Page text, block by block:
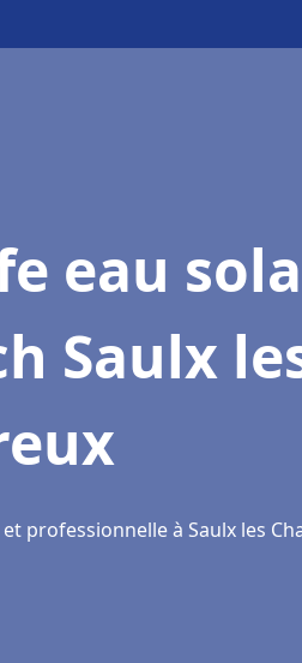
eau
Saulx
professionnelle à Saulx les